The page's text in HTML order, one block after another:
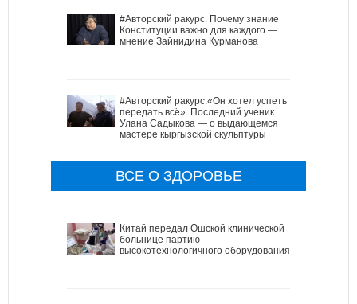
#Авторский ракурс. Почему знание
Конституции важно для каждого —
мнение Зайнидина Курманова
#Авторский ракурс.«Он хотел успеть
передать всё». Последний ученик
Улана Садыкова — о выдающемся
мастере кыргызской скульптуры
ВСЕ О ЗДОРОВЬЕ
Китай передал Ошской клинической
больнице партию
высокотехнологичного оборудования